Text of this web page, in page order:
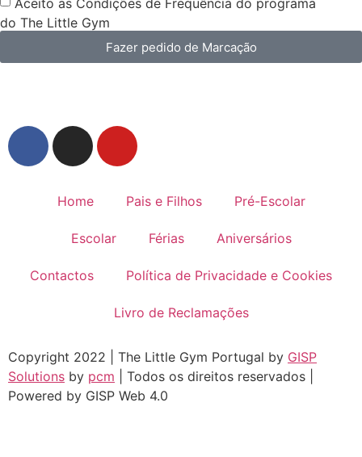
do The Little Gym
Fazer pedido de Marcação
Home Pais e Filhos Pré-Escolar
Escolar Férias Aniversários
Contactos Política de Privacidade e Cookies
Livro de Reclamações
Copyright 2022 | The Little Gym Portugal by GISP
Solutions by pcm
| Todos os direitos reservados |
Powered by GISP Web 4.0